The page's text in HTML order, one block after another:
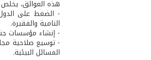
هذه العوائق،
- الضغط على الدول
النامية والفقيرة.
- إنشاء مؤسسات
- توسيع صلاحية
المسائل البيئية.